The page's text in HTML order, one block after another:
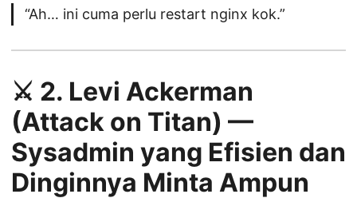
“Ah… ini cuma perlu restart nginx kok.”
⚔️ 2. Levi Ackerman
(Attack on Titan) —
Sysadmin yang Efisien dan
Dinginnya Minta Ampun